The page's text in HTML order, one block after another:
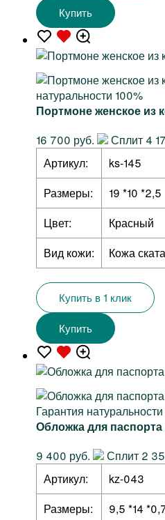
Купить
натуральности 100%
Портмоне женское из
16 700 руб.
Сплит 4
Артикул:
ks-145
Размеры:
19 *10
Цвет:
Красный
Вид кожи:
Кожа ската
Купить в 1 клик
Купить
Гарантия
Обложка для
9 400 руб.
Сплит 2
Артикул:
kz-043
Размеры:
9,5 *14